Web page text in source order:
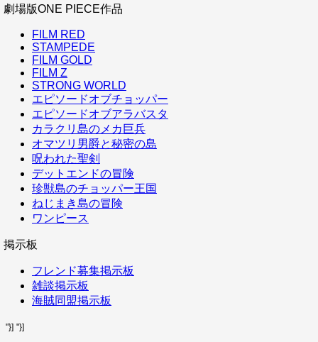
劇場版ONE PIECE作品
FILM RED
STAMPEDE
FILM GOLD
FILM Z
STRONG WORLD
エピソードオブチョッパー
エピソードオブアラバスタ
カラクリ島のメカ巨兵
オマツリ男爵と秘密の島
呪われた聖剣
デットエンドの冒険
珍獣島のチョッパー王国
ねじまき島の冒険
ワンピース
掲示板
フレンド募集掲示板
雑談掲示板
海賊同盟掲示板
"}] "}]